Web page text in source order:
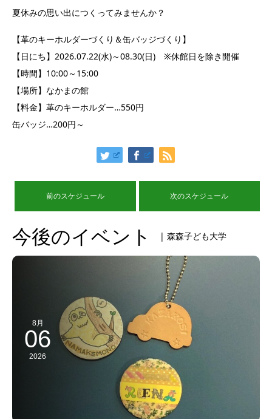
夏休みの思い出につくってみませんか？
【革のキーホルダーづくり＆缶バッジづくり】
【日にち】2026.07.22(水)～08.30(日) ※休館日を除き開催
【時間】10:00～15:00
【場所】なかまの館
【料金】革のキーホルダー…550円
缶バッジ…200円～
前のスケジュール 次のスケジュール
今後のイベント | 森森子ども大学
8月
06
2026